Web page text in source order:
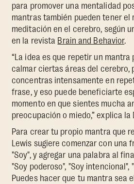
para promover una mentalidad
mantras también pueden tener el
meditación en el cerebro, según
en la revista Brain and Behavior.
“La idea es que repetir un mantra
calmar ciertas áreas del cerebro,
concentras intensamente en
frase, y eso puede beneficiarte
momento en que sientes mucha
preocupación o miedo,” explica la
Para crear tu propio mantra que
Lewis sugiere comenzar con una
"Soy", y agregar una palabra al
"Soy poderoso", "Soy intencional",
Puedes hacer que tu mantra sea